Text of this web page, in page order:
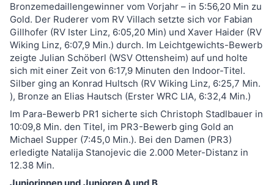
Bronzemedaillengewinner vom Vorjahr – in 5:56,20 Min zu
Gold. Der Ruderer vom RV Villach setzte sich vor Fabian
Gillhofer (RV Ister Linz, 6:05,20 Min) und Xaver Haider (RV
Wiking Linz, 6:07,9 Min.) durch. Im Leichtgewichts-Bewerb
zeigte Julian Schöberl (WSV Ottensheim) auf und holte
sich mit einer Zeit von 6:17,9 Minuten den Indoor-Titel.
Silber ging an Konrad Hultsch (RV Wiking Linz, 6:25,7 Min.
), Bronze an Elias Hautsch (Erster WRC LIA, 6:32,4 Min.)
Im Para-Bewerb PR1 sicherte sich Christoph Stadlbauer in
10:09,8 Min. den Titel, im PR3-Bewerb ging Gold an
Michael Supper (7:45,0 Min.). Bei den Damen (PR3)
erledigte Natalija Stanojevic die 2.000 Meter-Distanz in
12.38 Min.